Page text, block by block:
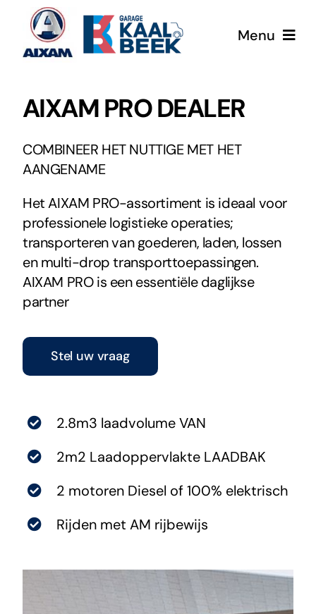
inhoud
Menu
Werkplaatsafspraak
Mega eScouty
Occasions
Aixam Nieuws
AIXAM PRO DEALER
COMBINEER HET NUTTIGE MET HET
AANGENAME
Het AIXAM PRO-assortiment is ideaal voor
professionele logistieke operaties;
transporteren van goederen, laden, lossen
en multi-drop transporttoepassingen.
AIXAM PRO is een essentiële daglijkse
partner
Stel uw vraag
2.8m3 laadvolume VAN
2m2 Laadoppervlakte LAADBAK
2 motoren Diesel of 100% elektrisch
Rijden met AM rijbewijs